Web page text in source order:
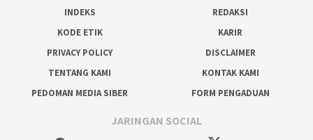
INDEKS
REDAKSI
KODE ETIK
KARIR
PRIVACY POLICY
DISCLAIMER
TENTANG KAMI
KONTAK KAMI
PEDOMAN MEDIA SIBER
FORM PENGADUAN
JARINGAN SOCIAL